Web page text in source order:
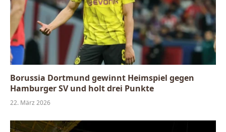
Borussia Dortmund gewinnt Heimspiel gegen
Hamburger SV und holt drei Punkte
22. März 2026